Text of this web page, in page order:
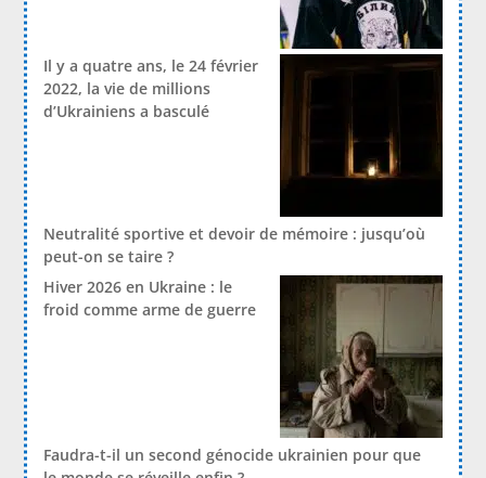
Il y a quatre ans, le 24 février
2022, la vie de millions
d’Ukrainiens a basculé
Neutralité sportive et devoir de mémoire : jusqu’où
peut-on se taire ?
Hiver 2026 en Ukraine : le
froid comme arme de guerre
Faudra-t-il un second génocide ukrainien pour que